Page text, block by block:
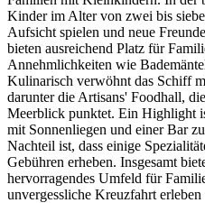
Kinder im Alter von zwei bis
Aufsicht spielen und neue
bieten ausreichend Platz für
Annehmlichkeiten wie
Kulinarisch verwöhnt das Schiff
darunter die Artisans' Foodhall,
Meerblick punktet. Ein Highlight
mit Sonnenliegen und einer Bar
Nachteil ist, dass einige
Gebühren erheben. Insgesamt
hervorragendes Umfeld für
unvergessliche Kreuzfahrt erleben